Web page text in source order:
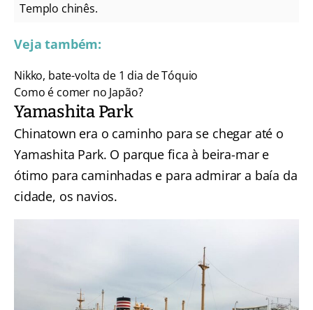
Templo chinês.
Veja também:
Nikko, bate-volta de 1 dia de Tóquio
Como é comer no Japão?
Yamashita Park
Chinatown era o caminho para se chegar até o
Yamashita Park. O parque fica à beira-mar e
ótimo para caminhadas e para admirar a baía da
cidade, os navios.